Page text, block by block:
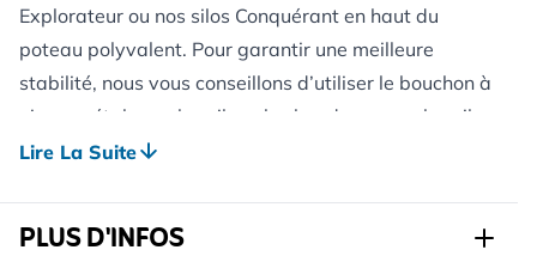
Explorateur ou nos silos Conquérant en haut du
poteau polyvalent. Pour garantir une meilleure
stabilité, nous vous conseillons d’utiliser le bouchon à
vis en métal pour les silos plus lourds comme les silos
Conquérant ou les silos Explorateur, ou lorsque vous
Disponible en plastique ou en métal. Les poteaux, les
Lire La Suite
PLUS D'INFOS